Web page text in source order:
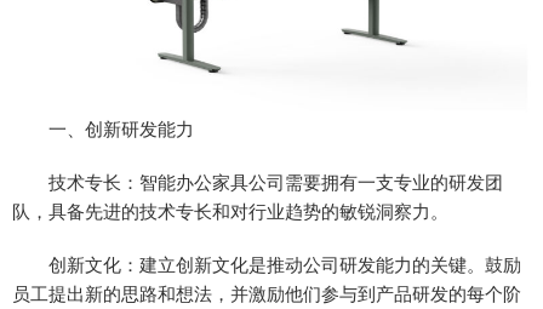
一、创新研发能力
技术专长：智能办公家具公司需要拥有一支专业的研发团
队，具备先进的技术专长和对行业趋势的敏锐洞察力。
创新文化：建立创新文化是推动公司研发能力的关键。鼓励
员工提出新的思路和想法，并激励他们参与到产品研发的每个阶